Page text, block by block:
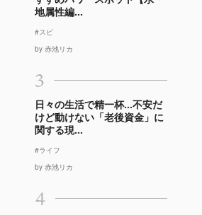
地属性編...
#スピ
by 赤池リカ
3
日々の生活で精一杯…不安だ
けど動けない「老後資金」に
関する現...
#ライフ
by 赤池リカ
4